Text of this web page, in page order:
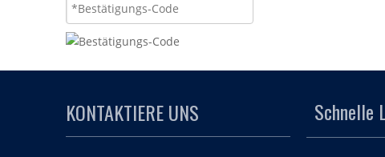
KONTAKTIERE UNS Schnelle